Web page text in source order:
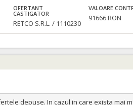
OFERTANT
CASTIGATOR
RETCO S.R.L. / 1110230
VALOARE
91666 RON
depuse. In cazul in care exista mai